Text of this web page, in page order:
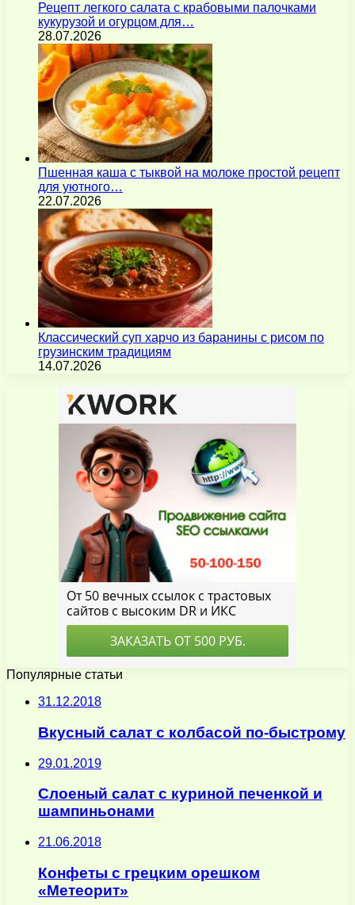
Рецепт легкого салата с крабовыми палочками
кукурузой и огурцом для…
28.07.2026
Пшенная каша с тыквой на молоке простой рецепт
для уютного…
22.07.2026
Классический суп харчо из баранины с рисом по
грузинским традициям
14.07.2026
Популярные статьи
31.12.2018
Вкусный салат с колбасой по-быстрому
29.01.2019
Слоеный салат с куриной печенкой и
шампиньонами
21.06.2018
Конфеты с грецким орешком
«Метеорит»